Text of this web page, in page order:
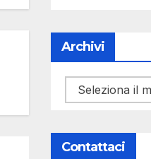
Archivi
Archivi
Contattaci